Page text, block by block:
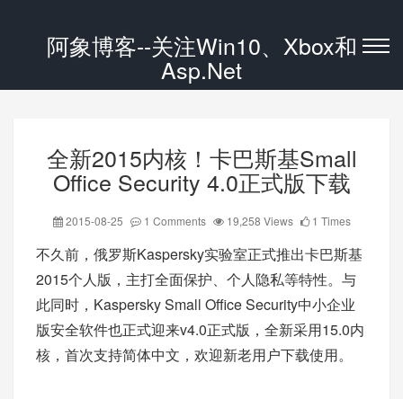
阿象博客--关注Win10、Xbox和
Asp.Net
全新2015内核！卡巴斯基Small
Office Security 4.0正式版下载
2015-08-25 1 Comments 19,258 Views 1 Times
不久前，俄罗斯Kaspersky实验室正式推出卡巴斯基
2015个人版，主打全面保护、个人隐私等特性。与
此同时，Kaspersky Small Office Security中小企业
版安全软件也正式迎来v4.0正式版，全新采用15.0内
核，首次支持简体中文，欢迎新老用户下载使用。